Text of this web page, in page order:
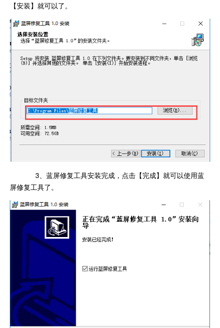
【安装】就可以了。
3、蓝屏修复工具安装完成，点击【完成】就可以使用蓝
屏修复工具了。